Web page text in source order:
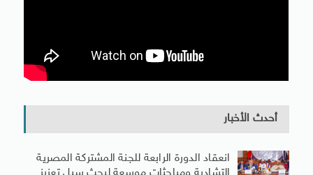
أحدث الأخبار
انعقاد الدورة الرابعة للجنة المشتركة المصرية